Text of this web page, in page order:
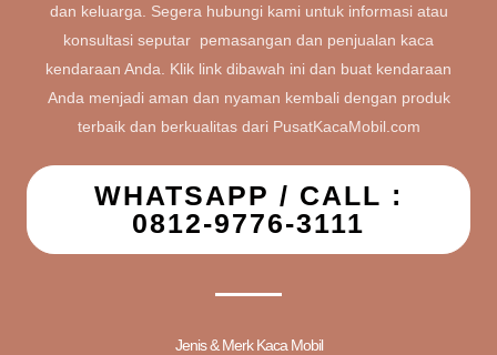
dan keluarga. Segera hubungi kami untuk informasi atau
konsultasi seputar pemasangan dan penjualan kaca
kendaraan Anda. Klik link dibawah ini dan buat kendaraan
Anda menjadi aman dan nyaman kembali dengan produk
terbaik dan berkualitas dari PusatKacaMobil.com
WHATSAPP / CALL :
0812-9776-3111
Jenis & Merk Kaca Mobil